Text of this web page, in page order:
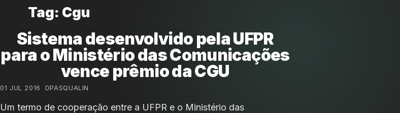
Tag: Cgu
Sistema desenvolvido pela UFPR
para o Ministério das Comunicações
vence prêmio da CGU
01 JUL 2016 DPASQUALIN
Um termo de cooperação entre a UFPR e o Ministério das